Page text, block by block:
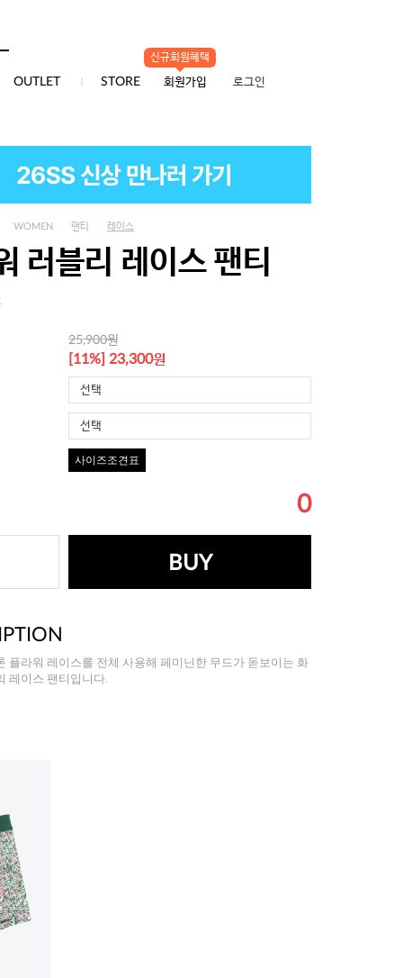
OUTLET STORE
신규회원혜택
회원가입 로그인
WOMEN 팬티 레이스
러블리 레이스 팬티
25,900원
[11%] 23,300원
선택
선택
사이즈조견표
0
BUY
플라워 레이스를 전체 사용해 페미닌한 무드가 돋보이는 화
레이스 팬티입니다.